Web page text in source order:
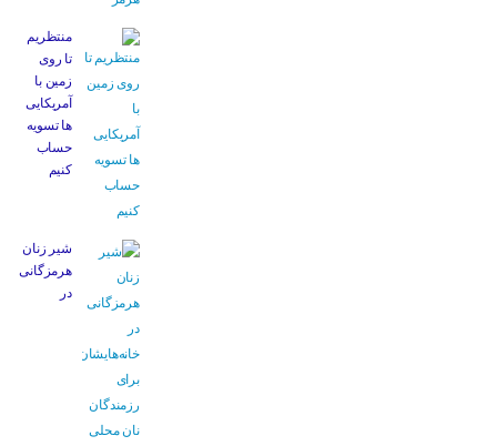
منتظریم
تا روی
زمین با
آمریکایی
ها تسویه
حساب
کنیم
شیر زنان
هرمزگانی
در